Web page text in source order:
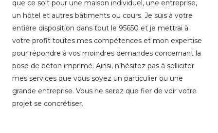
que ce soit pour une maison individuel, une entreprise,
un hôtel et autres bâtiments ou cours. Je suis à votre
entière disposition dans tout le 95650 et je mettrai à
votre profit toutes mes compétences et mon expertise
pour répondre à vos moindres demandes concernant la
pose de béton imprimé. Ainsi, n’hésitez pas à solliciter
mes services que vous soyez un particulier ou une
grande entreprise. Vous ne serez que fier de voir votre
projet se concrétiser.